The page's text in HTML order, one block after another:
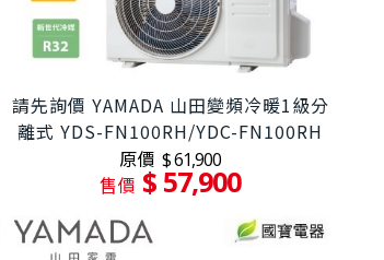
請先詢價 YAMADA 山田變頻冷暖1級分
離式 YDS-FN100RH/YDC-FN100RH
原價 $ 61,900
售價 $ 57,900